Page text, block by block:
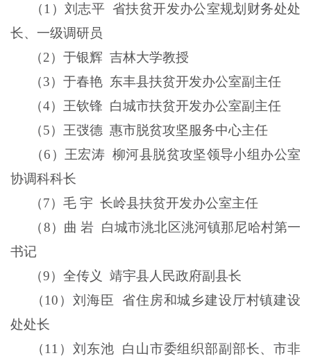
（1 ）刘志平 省扶贫开发办公室规划财务处处
长、一级调研员
（2）于银辉 吉林大学教授
（3）于春艳 东丰县扶贫开发办公室副主任
（4）王钦锋 白城市扶贫开发办公室副主任
（5）王弢德 惠市脱贫攻坚服务中心主任
（6 ）王宏涛 柳河县脱贫攻坚领导小组办公室
协调科科长
（7）毛 宇 长岭县扶贫开发办公室主任
（8）曲 岩 白城市洮北区洮河镇那尼哈村第一
书记
（9）全传义
靖宇县人民政府副县长
（10 ）刘海臣
省住房和城乡建设厅村镇建设
处处长
（11 ）刘东池 白山市委组织部副部长、市非